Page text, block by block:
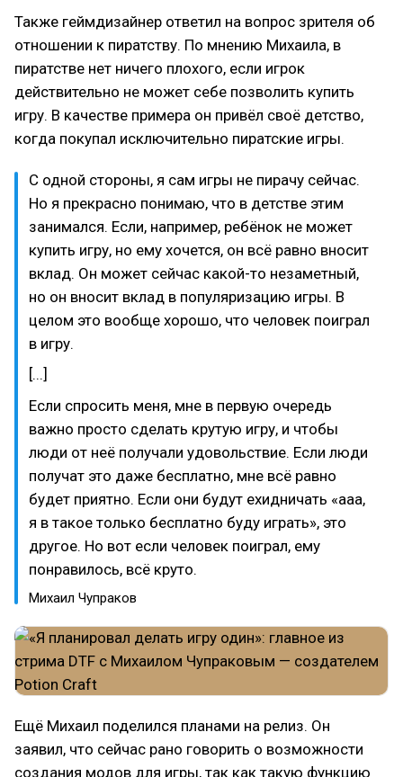
Также геймдизайнер ответил на вопрос зрителя об
отношении к пиратству. По мнению Михаила, в
пиратстве нет ничего плохого, если игрок
действительно не может себе позволить купить
игру. В качестве примера он привёл своё детство,
когда покупал исключительно пиратские игры.
С одной стороны, я сам игры не пирачу сейчас.
Но я прекрасно понимаю, что в детстве этим
занимался. Если, например, ребёнок не может
купить игру, но ему хочется, он всё равно вносит
вклад. Он может сейчас какой-то незаметный,
но он вносит вклад в популяризацию игры. В
целом это вообще хорошо, что человек поиграл
в игру.
[...]
Если спросить меня, мне в первую очередь
важно просто сделать крутую игру, и чтобы
люди от неё получали удовольствие. Если люди
получат это даже бесплатно, мне всё равно
будет приятно. Если они будут ехидничать «ааа,
я в такое только бесплатно буду играть», это
другое. Но вот если человек поиграл, ему
понравилось, всё круто.
Михаил Чупраков
Ещё Михаил поделился планами на релиз. Он
заявил, что сейчас рано говорить о возможности
создания модов для игры, так как такую функцию